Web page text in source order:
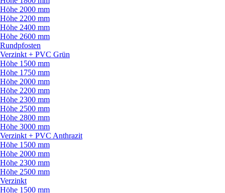
Höhe 2000 mm
Höhe 2200 mm
Höhe 2400 mm
Höhe 2600 mm
Rundpfosten
Verzinkt + PVC Grün
Höhe 1500 mm
Höhe 1750 mm
Höhe 2000 mm
Höhe 2200 mm
Höhe 2300 mm
Höhe 2500 mm
Höhe 2800 mm
Höhe 3000 mm
Verzinkt + PVC Anthrazit
Höhe 1500 mm
Höhe 2000 mm
Höhe 2300 mm
Höhe 2500 mm
Verzinkt
Höhe 1500 mm